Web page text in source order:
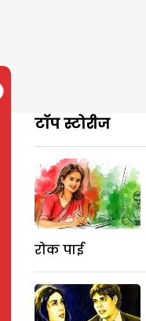
टॉप स्टोरीज
रोक पाई